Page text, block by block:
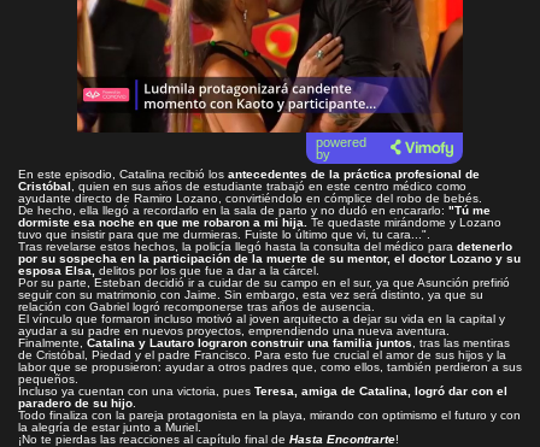
powered
by
En este episodio, Catalina recibió los antecedentes de la práctica profesional de
Cristóbal , quien en sus años de estudiante trabajó en este centro médico como
ayudante directo de Ramiro Lozano, convirtiéndolo en cómplice del robo de bebés.
De hecho, ella llegó a recordarlo en la sala de parto y no dudó en encararlo: "Tú me
dormiste esa noche en que me robaron a mi hija.
Te quedaste mirándome y Lozano
tuvo que insistir para que me durmieras. Fuiste lo último que vi, tu cara...".
Tras revelarse estos hechos, la policía llegó hasta la consulta del médico para detenerlo
por su sospecha en la participación de la muerte de su mentor, el doctor Lozano y su
esposa Elsa,
delitos por los que fue a dar a la cárcel.
Por su parte, Esteban decidió ir a cuidar de su campo en el sur, ya que Asunción prefirió
seguir con su matrimonio con Jaime. Sin embargo, esta vez será distinto, ya que su
relación con Gabriel logró recomponerse tras años de ausencia.
El vínculo que formaron incluso motivó al joven arquitecto a dejar su vida en la capital y
ayudar a su padre en nuevos proyectos, emprendiendo una nueva aventura.
Finalmente,
Catalina y Lautaro lograron construir una familia juntos , tras las mentiras
de Cristóbal, Piedad y el padre Francisco. Para esto fue crucial el amor de sus hijos y la
labor que se propusieron: ayudar a otros padres que, como ellos, también perdieron a sus
pequeños.
Incluso ya cuentan con una victoria, pues Teresa, amiga de Catalina, logró dar con el
paradero de su hijo
Todo finaliza con la pareja protagonista en la playa, mirando con optimismo el futuro y con
la alegría de estar junto a Muriel.
¡No te pierdas las reacciones al capítulo final de Hasta Encontrarte!